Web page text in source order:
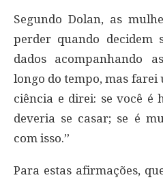
Segundo Dolan, as
perder quando decidem
dados acompanhando
longo do tempo, mas farei
ciência e direi: se você é
deveria se casar; se é
com isso.”
Para estas afirmações,